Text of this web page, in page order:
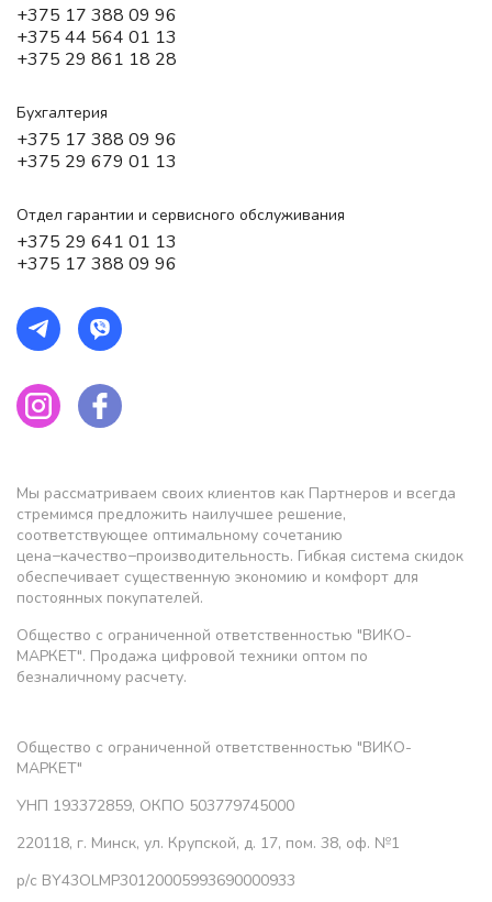
+375 17 388 09 96
+375 44 564 01 13
+375 29 861 18 28
Бухгалтерия
+375 17 388 09 96
+375 29 679 01 13
Отдел гарантии и сервисного обслуживания
+375 29 641 01 13
+375 17 388 09 96
Мы рассматриваем своих клиентов как Партнеров и всегда
стремимся предложить наилучшее решение,
соответствующее оптимальному сочетанию
цена−качество−производительность. Гибкая система скидок
обеспечивает существенную экономию и комфорт для
постоянных покупателей.
Общество с ограниченной ответственностью "ВИКО-
МАРКЕТ". Продажа цифровой техники оптом по
безналичному расчету.
Общество с ограниченной ответственностью "ВИКО-
МАРКЕТ"
УНП 193372859, ОКПО 503779745000
220118, г. Минск, ул. Крупской, д. 17, пом. 38, оф. №1
р/с BY43OLMP30120005993690000933